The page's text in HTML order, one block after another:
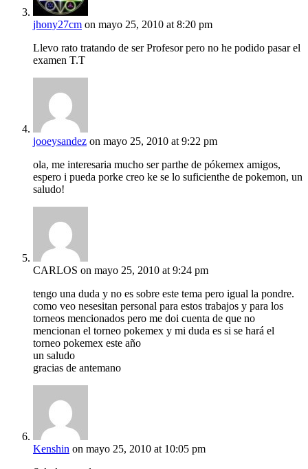
jhony27cm on mayo 25, 2010 at 8:20 pm
Llevo rato tratando de ser Profesor pero no he podido pasar el
examen T.T
jooeysandez on mayo 25, 2010 at 9:22 pm
ola, me interesaria mucho ser parthe de pókemex amigos,
espero i pueda porke creo ke se lo suficienthe de pokemon, un
saludo!
CARLOS on mayo 25, 2010 at 9:24 pm
tengo una duda y no es sobre este tema pero igual la pondre.
como veo nesesitan personal para estos trabajos y para los
torneos mencionados pero me doi cuenta de que no
mencionan el torneo pokemex y mi duda es si se hará el
torneo pokemex este año
un saludo
gracias de antemano
Kenshin on mayo 25, 2010 at 10:05 pm